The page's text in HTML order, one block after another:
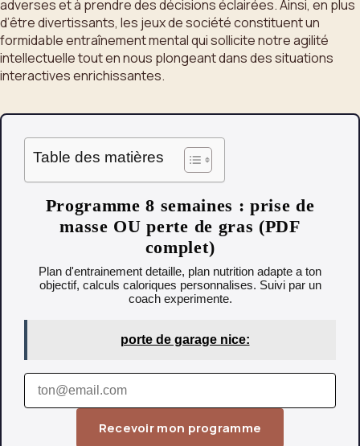
adverses et à prendre des décisions éclairées. Ainsi, en plus
d’être divertissants, les jeux de société constituent un
formidable entraînement mental qui sollicite notre agilité
intellectuelle tout en nous plongeant dans des situations
interactives enrichissantes.
Table des matières
Programme 8 semaines : prise de
masse OU perte de gras (PDF
complet)
Plan d'entrainement detaille, plan nutrition adapte a ton
objectif, calculs caloriques personnalises. Suivi par un
coach experimente.
porte de garage nice:
Recevoir mon programme